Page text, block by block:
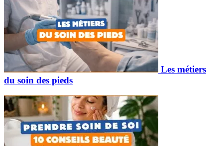
Les métiers
du soin des pieds